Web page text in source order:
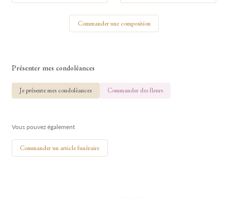
Commander une composition
Présenter mes condoléances
Je présente mes condoléances Commander des fleurs
Vous pouvez également
Commander un article funéraire